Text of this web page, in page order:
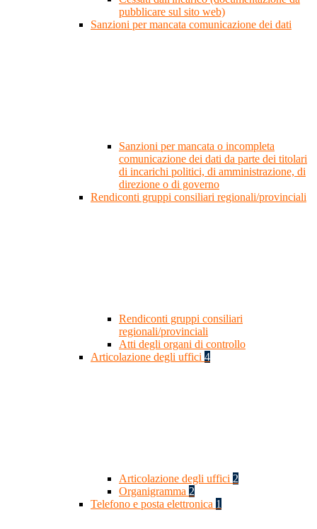
pubblicare sul sito web)
Sanzioni per mancata comunicazione dei dati
Sanzioni per mancata o incompleta
comunicazione dei dati da parte dei titolari
di incarichi politici, di amministrazione, di
direzione o di governo
Rendiconti gruppi consiliari regionali/provinciali
Rendiconti gruppi consiliari
regionali/provinciali
Atti degli organi di controllo
Articolazione degli uffici 4
Articolazione degli uffici 2
Organigramma 2
Telefono e posta elettronica 1